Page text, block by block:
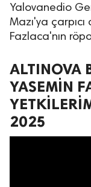
Saklıdır.
Yalovanedio
Mazı'ya
Fazlaca'nın
ALTINOVA
YASEMİN
2025